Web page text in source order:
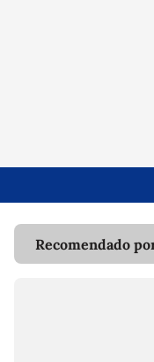
Recomendado